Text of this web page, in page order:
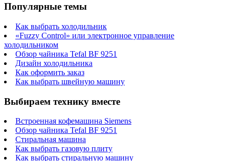
Популярные темы
Как выбрать холодильник
«Fuzzy Control» или электронное управление
холодильником
Обзор чайника Tefal BF 9251
Дизайн холодильника
Как оформить заказ
Как выбрать швейную машину
Выбираем технику вместе
Встроенная кофемашина Siemens
Обзор чайника Tefal BF 9251
Стиральная машина
Как выбрать газовую плиту
Как выбрать стиральную машину